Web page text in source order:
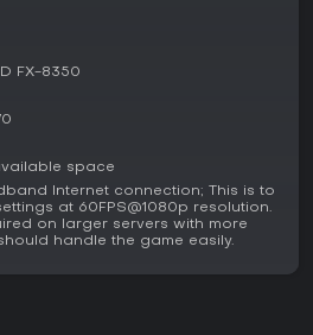
con toque histórico, sobre todo
en una actualización de 2024
La recepción es muy
de jugadores activa ronda los
puede alargar las esperas para
apasionan los combates navales
algo de repetición ocasional,
FX-8350
space
Internet connection; This is to
at 60FPS@1080p resolution.
on larger servers with more
handle the game easily.